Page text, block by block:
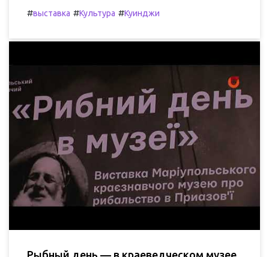
#выставка #Культура #Куинджи
Рыбный день — в краеведческом музее